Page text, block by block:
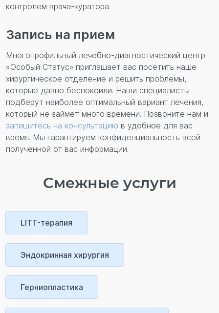
контролем врача-куратора.
Запись на прием
Многопрофильный лечебно-диагностический центр
«Особый Статус» приглашает вас посетить наше
хирургическое отделение и решить проблемы,
которые давно беспокоили. Наши специалисты
подберут наиболее оптимальный вариант лечения,
который не займет много времени. Позвоните нам и
запишитесь на консультацию в удобное для вас
время. Мы гарантируем конфиденциальность всей
полученной от вас информации.
Смежные услуги
LITT-терапия
Эндокринная хирургия
Герниопластика